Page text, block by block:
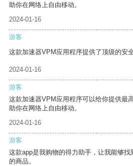
助你在网络上自由移动。
2024-01-16
游客
这款加速器VPM应用程序提供了顶级的安
2024-01-16
游客
这款加速器VPM应用程序可以给你提供最
助你在网络上自由移动。
2024-01-16
游客
这款app是我购物的得力助手，让我能够
的商品。